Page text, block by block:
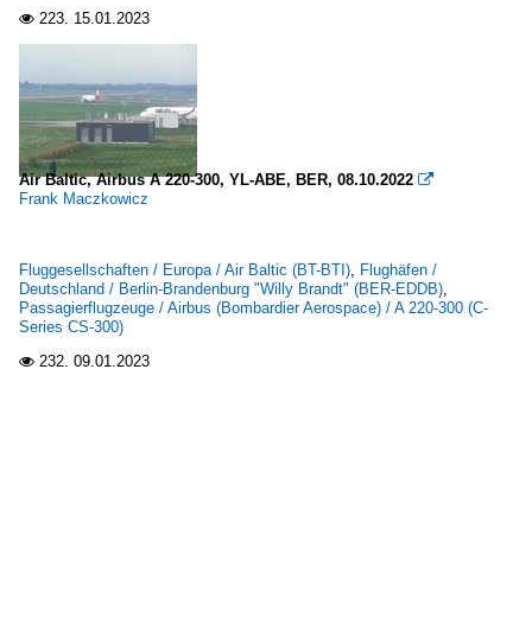
 223. 15.01.2023
Air Baltic, Airbus A 220-300, YL-ABE, BER, 08.10.2022 
Frank Maczkowicz
Fluggesellschaften / Europa / Air Baltic (BT-BTI), Flughäfen /
Deutschland / Berlin-Brandenburg "Willy Brandt" (BER-EDDB),
Passagierflugzeuge / Airbus (Bombardier Aerospace) / A 220-300 (C-
Series CS-300)
 232. 09.01.2023